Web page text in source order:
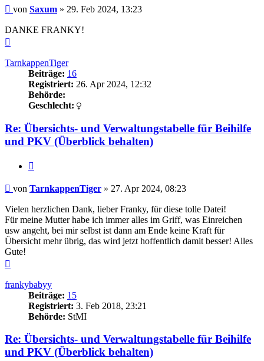
Beitrag
von Saxum » 29. Feb 2024, 13:23
DANKE FRANKY!
TarnkappenTiger
Beiträge: 16
Registriert: 26. Apr 2024, 12:32
Behörde:
Geschlecht:
Re: Übersichts- und Verwaltungstabelle für Beihilfe
und PKV (Überblick behalten)
Beitrag
von TarnkappenTiger » 27. Apr 2024, 08:23
Vielen herzlichen Dank, lieber Franky, für diese tolle Datei!
Für meine Mutter habe ich immer alles im Griff, was Einreichen
usw angeht, bei mir selbst ist dann am Ende keine Kraft für
Übersicht mehr übrig, das wird jetzt hoffentlich damit besser! Alles
Gute!
frankybabyy
Beiträge: 15
Registriert: 3. Feb 2018, 23:21
Behörde: StMI
Re: Übersichts- und Verwaltungstabelle für Beihilfe
und PKV (Überblick behalten)